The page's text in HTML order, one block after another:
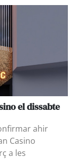
el dissabte
ahir
Casino
a les